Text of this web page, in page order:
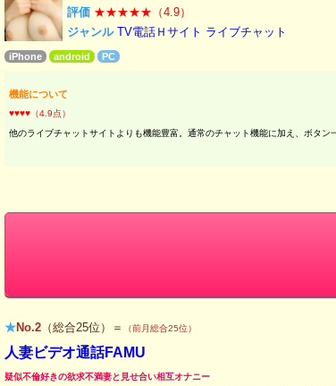
評価 ★★★★★（4.9）
ジャンル TV電話Ｈサイト ライブチャット
iPhone android PC
機能について
♥♥♥♥（4.9点）
他のライブチャットサイトよりも機能豊富。通常のチャット機能に加え、ボタ
★No.2 （総合25位）＝ （前月総合25位）
人妻ビデオ通話FAMU
疑似不倫好きの欲求不満妻と見せ合い相互オナニー